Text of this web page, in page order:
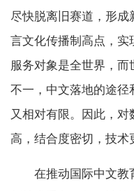
尽快脱离旧赛道，形
言文化传播制高点，实
服务对象是全世界，
不一，中文落地的途
又相对有限。因此，
高，结合度密切，技术
在推动国际中文教